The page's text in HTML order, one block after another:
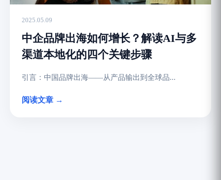
2025.05.09
中企品牌出海如何增长？解读AI与多
渠道本地化的四个关键步骤
引言：中国品牌出海——从产品输出到全球品...
阅读文章 →